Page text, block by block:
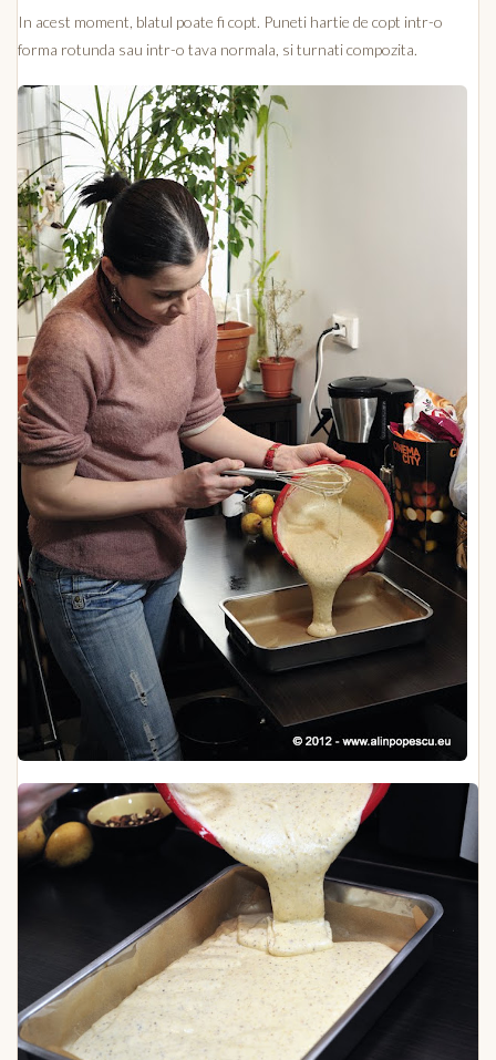
In acest moment, blatul poate fi copt. Puneti hartie de copt intr-o
forma rotunda sau intr-o tava normala, si turnati compozita.